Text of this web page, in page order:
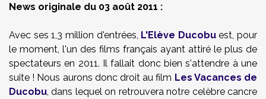
News originale du 03 août 2011 :
Avec ses 1,3 million d'entrées, L'Elève Ducobuest, pour
le moment, l'un des films français ayant attiré le plus de
spectateurs en 2011. Il fallait donc bien s'attendre à une
suite ! Nous aurons donc droit au film Les Vacances de
Ducobu , dans lequel on retrouvera notre celèbre cancre